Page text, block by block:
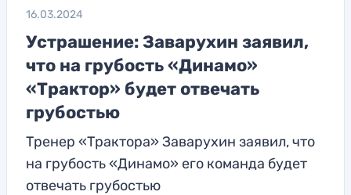
16.03.2024
Устрашение: Заварухин заявил,
что на грубость «Динамо»
«Трактор» будет отвечать
грубостью
Тренер «Трактора» Заварухин заявил, что
на грубость «Динамо» его команда будет
отвечать грубостью